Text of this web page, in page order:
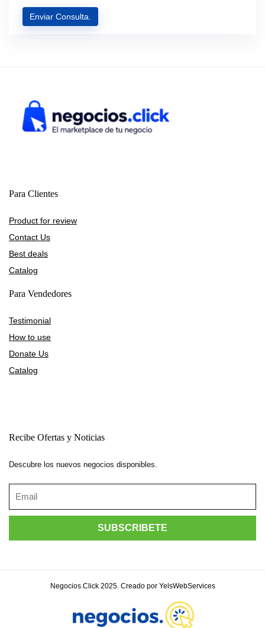
Para Clientes
Product for review
Contact Us
Best deals
Catalog
Para Vendedores
Testimonial
How to use
Donate Us
Catalog
Recibe Ofertas y Noticias
Descubre los nuevos negocios disponibles.
Negocios.Click 2025. Creado por YelsWebServices